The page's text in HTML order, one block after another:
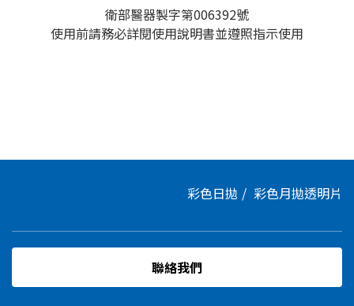
衛部醫器製字第006392號
使用前請務必詳閱使用說明書並遵照指示使用
彩色日拋 彩色月拋透明片
聯絡我們